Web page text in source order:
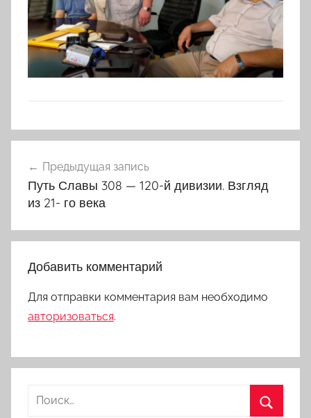
по
записям
Предыдущая запись
Путь Славы 308 — 120-й дивизии. Взгляд
из 21- го века
Добавить комментарий
Для отправки комментария вам необходимо
авторизоваться.
Найти: